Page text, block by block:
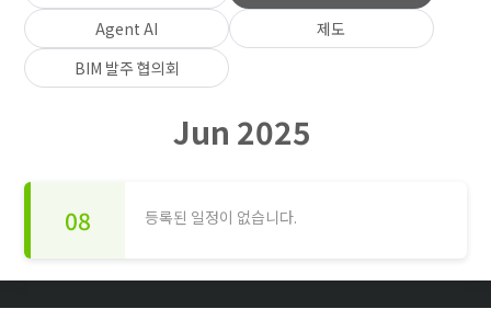
Agent AI
제도
BIM 발주 협의회
Jun 2025
08 등록된 일정이 없습니다.